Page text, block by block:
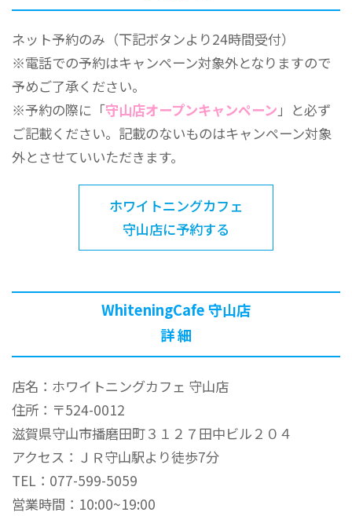
ネット予約のみ（下記ボタンより24時間受付）
※電話での予約はキャンペーン対象外となりますので
予めご了承ください。
※予約の際に「守山店オープンキャンペーン」と必ず
ご記載ください。記載のないものはキャンペーン対象
外とさせていいただきます。
ホワイトニングカフェ
守山店に予約する
WhiteningCafe 守山店
詳 細
店名：ホワイトニングカフェ 守山店
住所：〒524-0012
滋賀県守山市播磨田町３１２７田中ビル２０４
アクセス：ＪＲ守山駅より徒歩7分
TEL：077-599-5059
営業時間：10:00~19:00